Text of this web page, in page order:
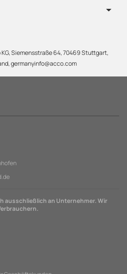
KG, Siemensstraße 64, 70469 Stuttgart,
germanyinfo@acco.com
ausschließlich an Unternehmer. Wir